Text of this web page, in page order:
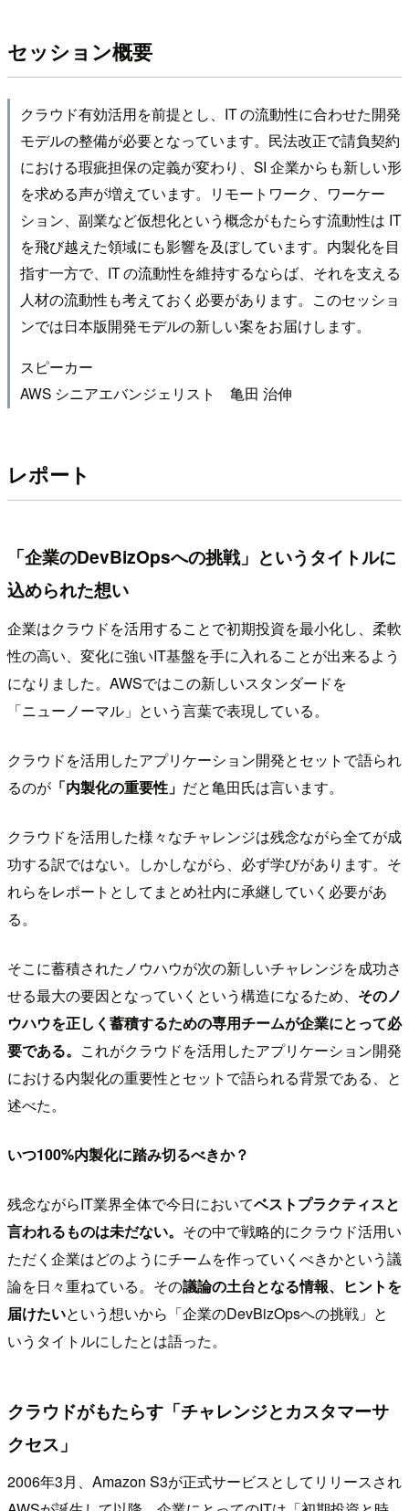
セッション概要
クラウド有効活用を前提とし、IT の流動性に合わせた開発
モデルの整備が必要となっています。民法改正で請負契約
における瑕疵担保の定義が変わり、SI 企業からも新しい形
を求める声が増えています。リモートワーク、ワーケー
ション、副業など仮想化という概念がもたらす流動性は IT
を飛び越えた領域にも影響を及ぼしています。内製化を目
指す一方で、IT の流動性を維持するならば、それを支える
人材の流動性も考えておく必要があります。このセッショ
ンでは日本版開発モデルの新しい案をお届けします。
スピーカー
AWS シニアエバンジェリスト 亀田 治伸
レポート
「企業のDevBizOpsへの挑戦」というタイトルに
込められた想い
企業はクラウドを活用することで初期投資を最小化し、柔軟
性の高い、変化に強いIT基盤を手に入れることが出来るよう
になりました。AWSではこの新しいスタンダードを
「ニューノーマル」という言葉で表現している。
クラウドを活用したアプリケーション開発とセットで語られ
るのが 「内製化の重要性」 だと亀田氏は言います。
クラウドを活用した様々なチャレンジは残念ながら全てが成
功する訳ではない。しかしながら、必ず学びがあります。そ
れらをレポートとしてまとめ社内に承継していく必要があ
る。
そこに蓄積されたノウハウが次の新しいチャレンジを成功さ
せる最大の要因となっていくという構造になるため、 そのノ
ウハウを正しく蓄積するための専用チームが企業にとって必
要である。 これがクラウドを活用したアプリケーション開発
における内製化の重要性とセットで語られる背景である、と
述べた。
いつ100%内製化に踏み切るべきか？
残念ながらIT業界全体で今日においてベストプラクティスと
言われるものは未だない。 その中で戦略的にクラウド活用い
ただく企業はどのようにチームを作っていくべきかという議
論を日々重ねている。その議論の土台となる情報、ヒントを
届けたいという想いから「企業のDevBizOpsへの挑戦」と
いうタイトルにしたとは語った。
クラウドがもたらす「チャレンジとカスタマーサ
クセス」
2006年3月、Amazon S3が正式サービスとしてリリースされ